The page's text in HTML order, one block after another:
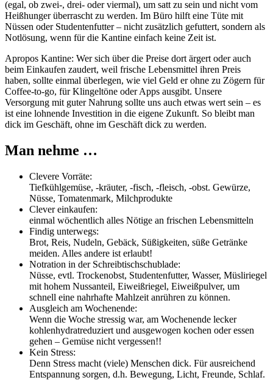
(egal, ob zwei-, drei- oder viermal), um satt zu sein und nicht vom
Heißhunger überrascht zu werden. Im Büro hilft eine Tüte mit
Nüssen oder Studentenfutter – nicht zusätzlich gefuttert, sondern als
Notlösung, wenn für die Kantine einfach keine Zeit ist.
Apropos Kantine: Wer sich über die Preise dort ärgert oder auch
beim Einkaufen zaudert, weil frische Lebensmittel ihren Preis
haben, sollte einmal überlegen, wie viel Geld er ohne zu Zögern für
Coffee-to-go, für Klingeltöne oder Apps ausgibt. Unsere
Versorgung mit guter Nahrung sollte uns auch etwas wert sein – es
ist eine lohnende Investition in die eigene Zukunft. So bleibt man
dick im Geschäft, ohne im Geschäft dick zu werden.
Man nehme …
Clevere Vorräte:
Tiefkühlgemüse, -kräuter, -fisch, -fleisch, -obst. Gewürze,
Nüsse, Tomatenmark, Milchprodukte
Clever einkaufen:
einmal wöchentlich alles Nötige an frischen Lebensmitteln
Findig unterwegs:
Brot, Reis, Nudeln, Gebäck, Süßigkeiten, süße Getränke
meiden. Alles andere ist erlaubt!
Notration in der Schreibtischschublade:
Nüsse, evtl. Trockenobst, Studentenfutter, Wasser, Müsliriegel
mit hohem Nussanteil, Eiweißriegel, Eiweißpulver, um
schnell eine nahrhafte Mahlzeit anrühren zu können.
Ausgleich am Wochenende:
Wenn die Woche stressig war, am Wochenende lecker
kohlenhydratreduziert und ausgewogen kochen oder essen
gehen – Gemüse nicht vergessen!!
Kein Stress:
Denn Stress macht (viele) Menschen dick. Für ausreichend
Entspannung sorgen, d.h. Bewegung, Licht, Freunde, Schlaf.